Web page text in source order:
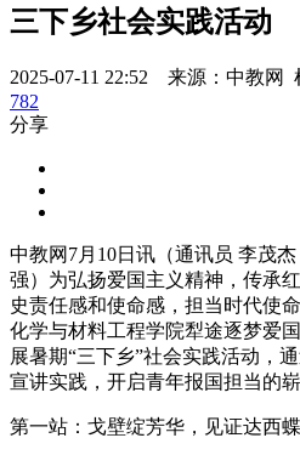
三下乡社会实践活动
2025-07-11 22:52 来源：中教网
782
分享
中教网7月10日讯（通讯员 李茂
强）为弘扬爱国主义精神，传承
史责任感和使命感，担当时代使
化学与材料工程学院犁途逐梦爱
展暑期“三下乡”社会实践活动，
宣讲实践，开启青年报国担当的崭
第一站：戈壁绽芳华，见证达西